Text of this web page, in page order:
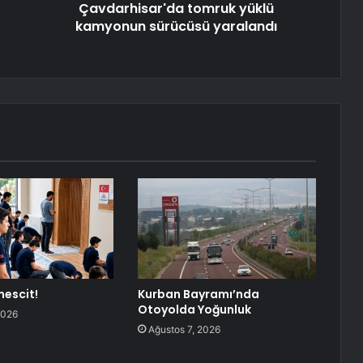
Çavdarhisar'da tomruk yüklü
kamyonun sürücüsü yaralandı
Kurban Bayramı’nda
Otoyolda Yoğunluk
Ağustos 7, 2026